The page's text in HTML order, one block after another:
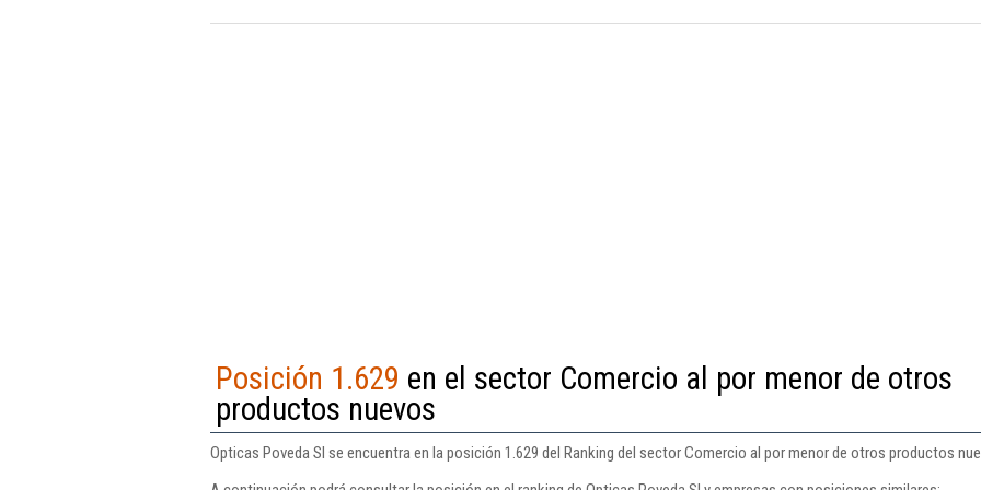
Posición 1.629 en el sector Comercio al por menor de otros
productos nuevos
Opticas Poveda Sl se encuentra en la posición 1.629 del Ranking del sector Comercio al por menor de otros productos